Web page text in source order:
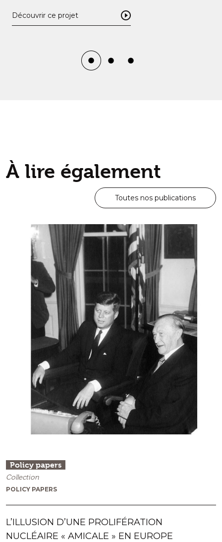
Découvrir ce projet
À lire également
Toutes nos publications
Policy papers
Collection
POLICY PAPERS
L’ILLUSION D’UNE PROLIFÉRATION
NUCLÉAIRE « AMICALE » EN EUROPE